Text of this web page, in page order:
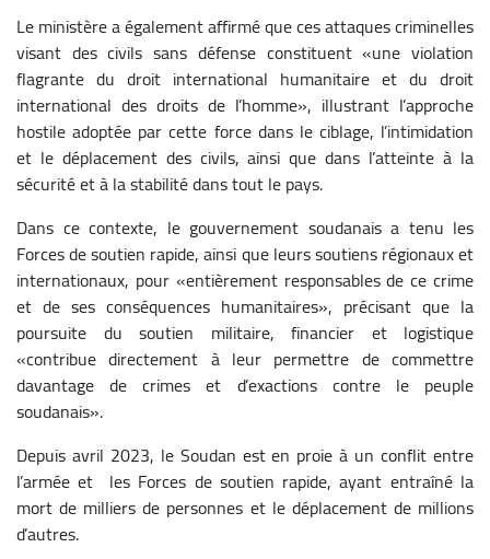
Le ministère a également affirmé que ces attaques criminelles
visant des civils sans défense constituent «une violation
flagrante du droit international humanitaire et du droit
international des droits de l’homme», illustrant l’approche
hostile adoptée par cette force dans le ciblage, l’intimidation
et le déplacement des civils, ainsi que dans l’atteinte à la
sécurité et à la stabilité dans tout le pays.
Dans ce contexte, le gouvernement soudanais a tenu les
Forces de soutien rapide, ainsi que leurs soutiens régionaux et
internationaux, pour «entièrement responsables de ce crime
et de ses conséquences humanitaires», précisant que la
poursuite du soutien militaire, financier et logistique
«contribue directement à leur permettre de commettre
davantage de crimes et d’exactions contre le peuple
soudanais».
Depuis avril 2023, le Soudan est en proie à un conflit entre
l’armée et les Forces de soutien rapide, ayant entraîné la
mort de milliers de personnes et le déplacement de millions
d’autres.